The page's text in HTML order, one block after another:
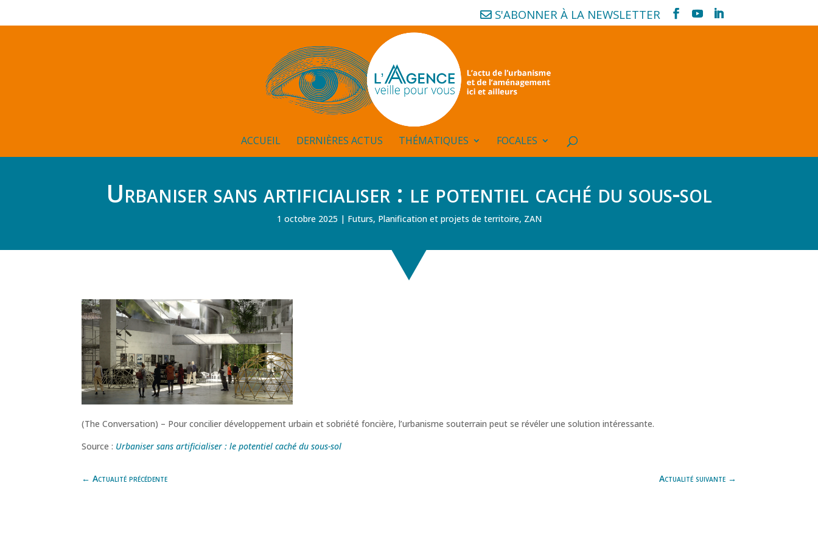
S'ABONNER À LA NEWSLETTER
ACCUEIL DERNIÈRES ACTUS THÉMATIQUES FOCALES
Urbaniser sans artificialiser : le potentiel caché du sous-sol
1 octobre 2025 Futurs, Planification et projets de territoire, ZAN
(The Conversation) – Pour concilier développement urbain et sobriété foncière, l’urbanisme souterrain peut se révéler une solution intéressante.
Source : Urbaniser sans artificialiser : le potentiel caché du sous-sol
←Actualité précédente Actualité suivante→